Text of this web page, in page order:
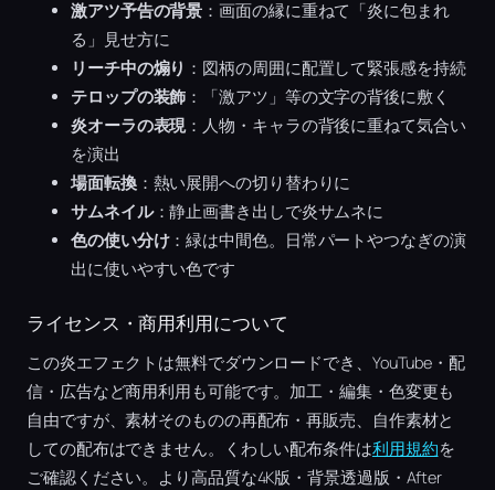
激アツ予告の背景 ：画面の縁に重ねて「炎に包まれ
る」見せ方に
リーチ中の煽り ：図柄の周囲に配置して緊張感を持続
テロップの装飾 ：「激アツ」等の文字の背後に敷く
炎オーラの表現：人物・キャラの背後に重ねて気合い
を演出
場面転換：熱い展開への切り替わりに
サムネイル：静止画書き出しで炎サムネに
色の使い分け：緑は中間色。日常パートやつなぎの演
出に使いやすい色です
ライセンス・商用利用について
この炎エフェクトは無料でダウンロードでき、YouTube・配
信・広告など商用利用も可能です。加工・編集・色変更も
自由ですが、素材そのものの再配布・再販売、自作素材と
しての配布はできません。くわしい配布条件は利用規約を
ご確認ください。より高品質な4K版・背景透過版・After